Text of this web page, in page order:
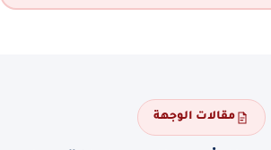
مقالات الوجهة